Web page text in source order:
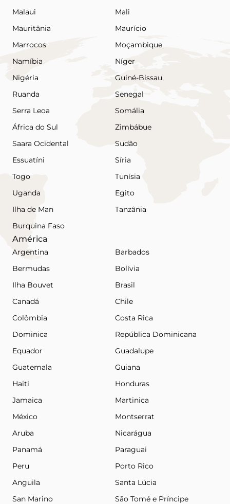
Malaui
Mali
Mauritânia
Maurício
Marrocos
Moçambique
Namíbia
Níger
Nigéria
Guiné-Bissau
Ruanda
Senegal
Serra Leoa
Somália
África do Sul
Zimbábue
Saara Ocidental
Sudão
Essuatíni
Síria
Togo
Tunísia
Uganda
Egito
Ilha de Man
Tanzânia
Burquina Faso
América
Argentina
Barbados
Bermudas
Bolívia
Ilha Bouvet
Brasil
Canadá
Chile
Colômbia
Costa Rica
Dominica
República Dominicana
Equador
Guadalupe
Guatemala
Guiana
Haiti
Honduras
Jamaica
Martinica
México
Montserrat
Aruba
Nicarágua
Panamá
Paraguai
Peru
Porto Rico
Anguila
Santa Lúcia
San Marino
São Tomé e Príncipe